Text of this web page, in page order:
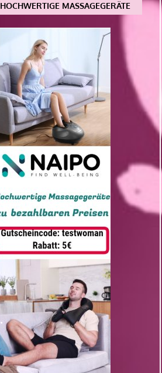
HOCHWERTIGE MASSAGEGERÄTE